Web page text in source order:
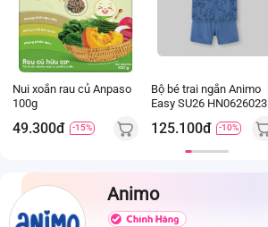
Nui xoắn rau củ Anpaso
100g
49.300đ -15%
Bộ bé trai ngắn Animo
Easy SU26 HN0626023
125.100đ -10%
Animo